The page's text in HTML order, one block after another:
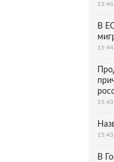
15:46
В
15:44
15:43
15:43
В